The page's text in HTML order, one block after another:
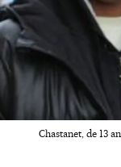
Chastanet, de 13